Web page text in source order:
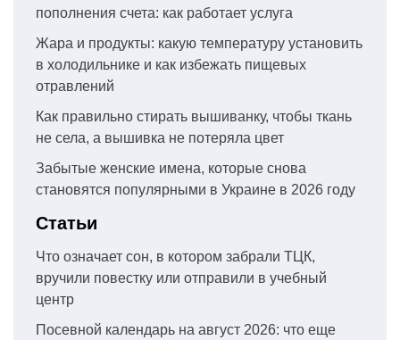
пополнения счета: как работает услуга
Жара и продукты: какую температуру установить
в холодильнике и как избежать пищевых
отравлений
Как правильно стирать вышиванку, чтобы ткань
не села, а вышивка не потеряла цвет
Забытые женские имена, которые снова
становятся популярными в Украине в 2026 году
Статьи
Что означает сон, в котором забрали ТЦК,
вручили повестку или отправили в учебный
центр
Посевной календарь на август 2026: что еще